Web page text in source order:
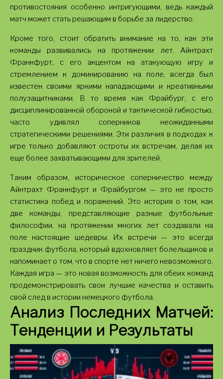
противостояния особенно интригующими, ведь каждый
матч может стать решающим в борьбе за лидерство.
Кроме того, стоит обратить внимание на то, как эти
команды развивались на протяжении лет. Айнтрахт
Франкфурт, с его акцентом на атакующую игру и
стремлением к доминированию на поле, всегда был
известен своими яркими нападающими и креативными
полузащитниками. В то время как Фрайбург, с его
дисциплинированной обороной и тактической гибкостью,
часто удивлял соперников неожиданными
стратегическими решениями. Эти различия в подходах к
игре только добавляют остроты их встречам, делая их
еще более захватывающими для зрителей.
Таким образом, историческое соперничество между
Айнтрахт Франкфурт и Фрайбургом — это не просто
статистика побед и поражений. Это история о том, как
две команды, представляющие разные футбольные
философии, на протяжении многих лет создавали на
поле настоящие шедевры. Их встречи — это всегда
праздник футбола, который вдохновляет болельщиков и
напоминает о том, что в спорте нет ничего невозможного.
Каждая игра — это новая возможность для обеих команд
продемонстрировать свои лучшие качества и оставить
свой след в истории немецкого футбола.
Анализ Последних Матчей:
Тенденции и Результаты